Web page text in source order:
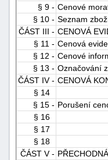
§ 9 - Cenové
§ 10 - Seznam
ČÁST III - CENOVÁ
§ 11 - Cenová
§ 12 - Cenové
§ 13 - Označování
ČÁST IV - CENOVÁ
§ 14
§ 15 - Porušení
§ 16
§ 17
§ 18
ČÁST V -